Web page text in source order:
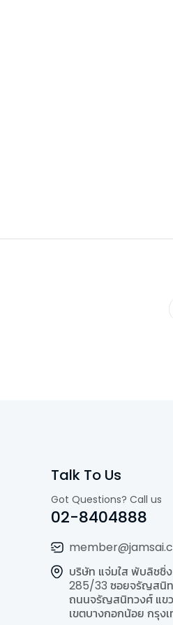
Talk To Us
Got Questions? Call us
02-8404888
บริษัท แจ่มใส พับลิชชิ่
285/33 ซอยจรัญสนิท
ถนนจรัญสนิทวงศ์ แข
เขตบางกอกน้อย กรุง